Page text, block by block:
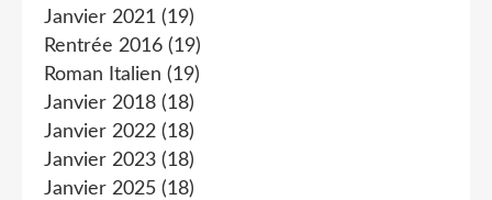
Janvier 2021 (19)
Rentrée 2016 (19)
Roman Italien (19)
Janvier 2018 (18)
Janvier 2022 (18)
Janvier 2023 (18)
Janvier 2025 (18)